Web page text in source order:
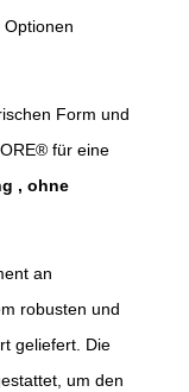
Form und
für eine
, ohne
an
robusten und
geliefert. Die
um den